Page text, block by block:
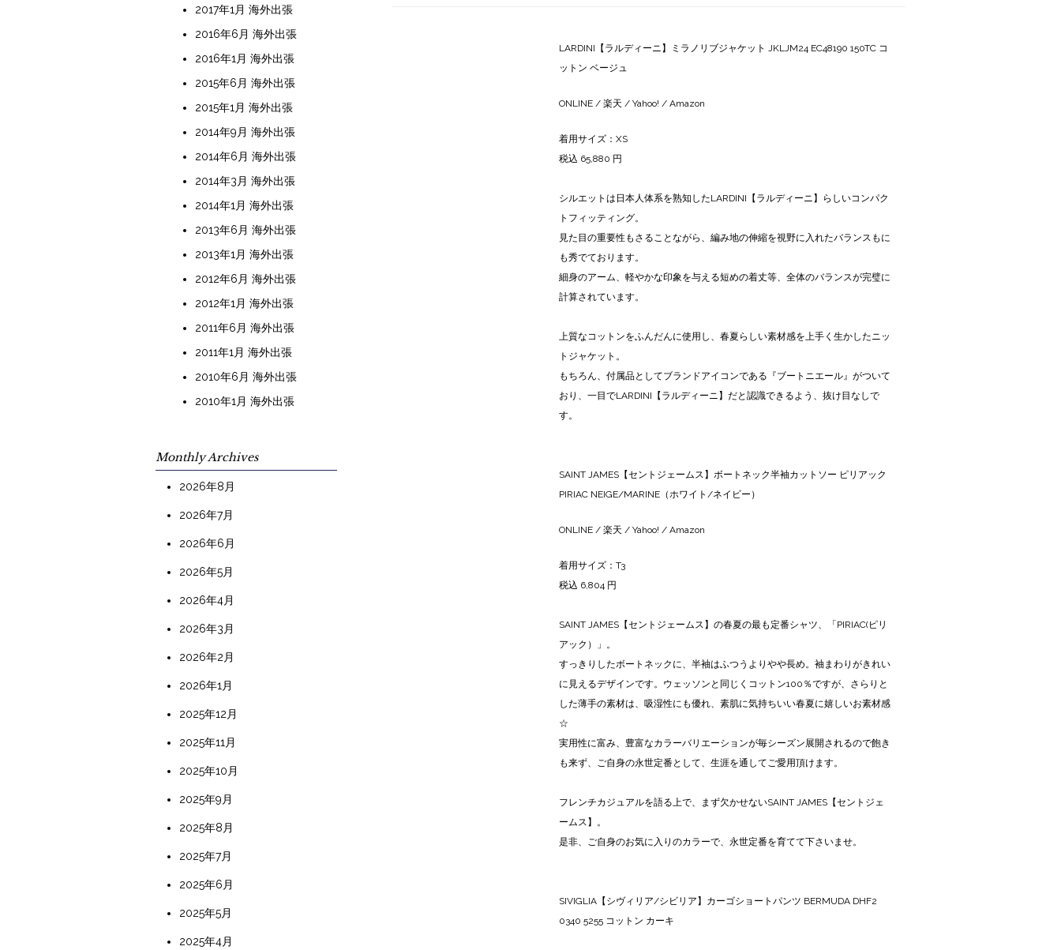
LARDINI【ラルディーニ】ミラノリブジャケット JKLJM24 EC48190 150TC コ
ットン ベージュ
ONLINE /楽天 /Yahoo! /Amazon
着用サイズ：XS
税込 65,880 円
シルエットは日本人体系を熟知したLARDINI【ラルディーニ】らしいコンパク
トフィッティング。
見た目の重要性もさることながら、編み地の伸縮を視野に入れたバランスもに
も秀でております。
細身のアーム、軽やかな印象を与える短めの着丈等、全体のバランスが完璧に
計算されています。
上質なコットンをふんだんに使用し、春夏らしい素材感を上手く生かしたニッ
トジャケット。
もちろん、付属品としてブランドアイコンである『ブートニエール』がついて
おり、一目でLARDINI【ラルディーニ】だと認識できるよう、抜け目なしで
す。
SAINT JAMES【セントジェームス】ボートネック半袖カットソー ピリアック
PIRIAC NEIGE/MARINE（ホワイト/ネイビー）
ONLINE /楽天 /Yahoo! /Amazon
着用サイズ：T3
税込 6,804 円
SAINT JAMES【セントジェームス】の春夏の最も定番シャツ、「PIRIAC(ピリ
アック）」。
すっきりしたボートネックに、半袖はふつうよりやや長め。袖まわりがきれい
に見えるデザインです。ウェッソンと同じくコットン100％ですが、さらりと
した薄手の素材は、吸湿性にも優れ、素肌に気持ちいい春夏に嬉しいお素材感
☆
実用性に富み、豊富なカラーバリエーションが毎シーズン展開されるので飽き
も来ず、ご自身の永世定番として、生涯を通してご愛用頂けます。
フレンチカジュアルを語る上で、まず欠かせないSAINT JAMES【セントジェ
ームス】。
是非、ご自身のお気に入りのカラーで、永世定番を育てて下さいませ。
SIVIGLIA【シヴィリア/シビリア】カーゴショートパンツ BERMUDA DHF2
0340 5255 コットン カーキ
2017年1月 海外出張
2016年6月 海外出張
2016年1月 海外出張
2015年6月 海外出張
2015年1月 海外出張
2014年9月 海外出張
2014年6月 海外出張
2014年3月 海外出張
2014年1月 海外出張
2013年6月 海外出張
2013年1月 海外出張
2012年6月 海外出張
2012年1月 海外出張
2011年6月 海外出張
2011年1月 海外出張
2010年6月 海外出張
2010年1月 海外出張
Monthly Archives
2026年8月
2026年7月
2026年6月
2026年5月
2026年4月
2026年3月
2026年2月
2026年1月
2025年12月
2025年11月
2025年10月
2025年9月
2025年8月
2025年7月
2025年6月
2025年5月
2025年4月